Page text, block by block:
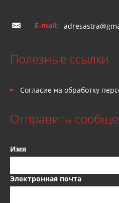
E-mail:
Полезные ссылки
Согласие на обработку
Отправить
Имя
Электронная почта